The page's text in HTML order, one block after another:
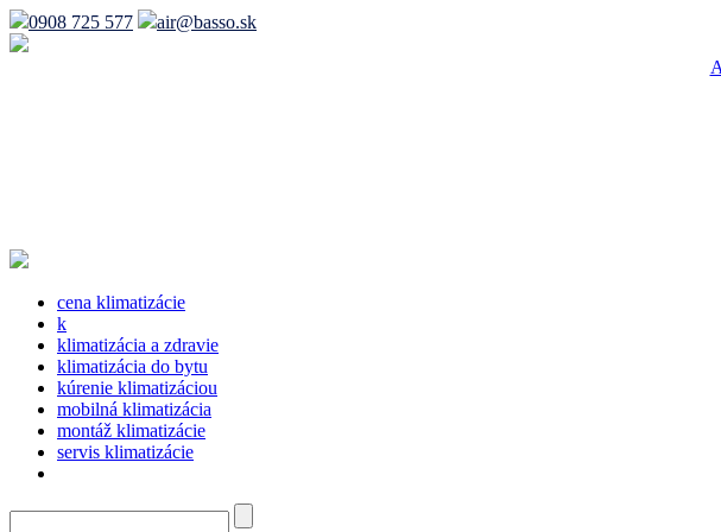
0908 725 577 air@basso.sk
cena klimatizácie
k
klimatizácia a zdravie
klimatizácia do bytu
kúrenie klimatizáciou
mobilná klimatizácia
montáž klimatizácie
servis klimatizácie